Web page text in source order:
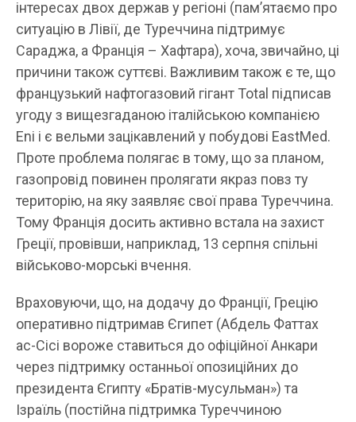
інтересах двох держав у регіоні (пам’ятаємо про
ситуацію в Лівії, де Туреччина підтримує
Сараджа, а Франція – Хафтара), хоча, звичайно, ці
причини також суттєві. Важливим також є те, що
французький нафтогазовий гігант Total підписав
угоду з вищезгаданою італійською компанією
Eni і є вельми зацікавлений у побудові EastMed.
Проте проблема полягає в тому, що за планом,
газопровід повинен пролягати якраз повз ту
територію, на яку заявляє свої права Туреччина.
Тому Франція досить активно встала на захист
Греції, провівши, наприклад, 13 серпня спільні
військово-морські вчення.
Враховуючи, що, на додачу до Франції, Грецію
оперативно підтримав Єгипет (Абдель Фаттах
ас-Сісі вороже ставиться до офіційної Анкари
через підтримку останньої опозиційних до
президента Єгипту «Братів-мусульман») та
Ізраїль (постійна підтримка Туреччиною